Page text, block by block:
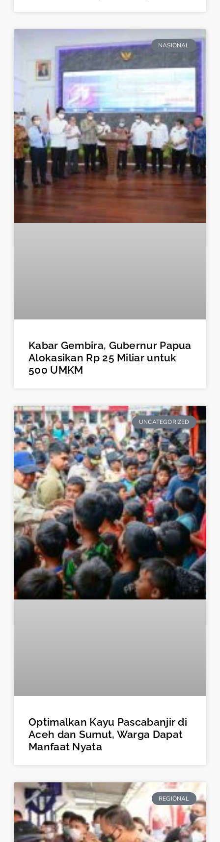
NASIONAL
Kabar Gembira, Gubernur Papua
Alokasikan Rp 25 Miliar untuk
500 UMKM
UNCATEGORIZED
Optimalkan Kayu Pascabanjir di
Aceh dan Sumut, Warga Dapat
Manfaat Nyata
REGIONAL